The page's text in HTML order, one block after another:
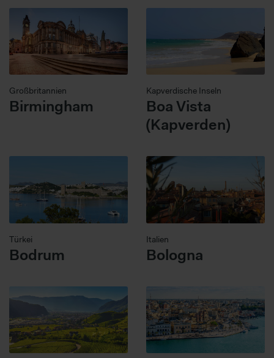
Großbritannien
Birmingham
Kapverdische Inseln
Boa Vista
(Kapverden)
Türkei
Bodrum
Italien
Bologna